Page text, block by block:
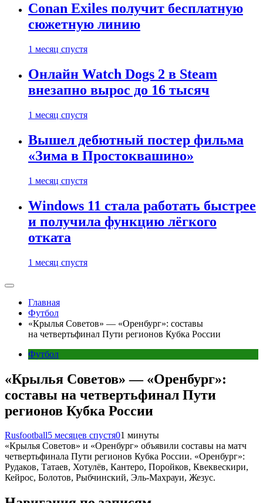
Conan Exiles получит бесплатную
сюжетную линию
1 месяц спустя
Онлайн Watch Dogs 2 в Steam
внезапно вырос до 16 тысяч
1 месяц спустя
Вышел дебютный постер фильма
«Зима в Простоквашино»
1 месяц спустя
Windows 11 стала работать быстрее
и получила функцию лёгкого
отката
1 месяц спустя
Главная
Футбол
«Крылья Советов» — «Оренбург»: составы
на четвертьфинал Пути регионов Кубка России
Футбол
«Крылья Советов» — «Оренбург»:
составы на четвертьфинал Пути
регионов Кубка России
Rusfootball5 месяцев спустя01 минуты
«Крылья Советов» и «Оренбург» объявили составы на матч
четвертьфинала Пути регионов Кубка России. «Оренбург»:
Рудаков, Татаев, Хотулёв, Кантеро, Поройков, Квеквескири,
Кейрос, Болотов, Рыбчинский, Эль-Махрауи, Жезус.